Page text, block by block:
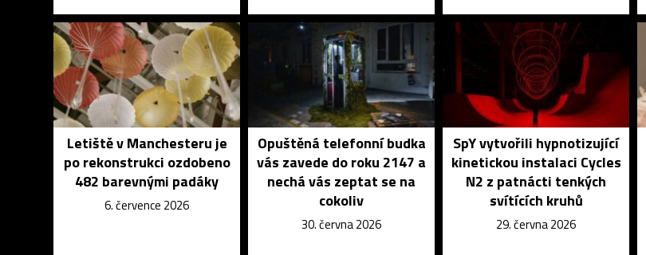
Letiště v Manchesteru je
po rekonstrukci ozdobeno
482 barevnými padáky
6. července 2026
Opuštěná telefonní budka
vás zavede do roku 2147 a
nechá vás zeptat se na
cokoliv
30. června 2026
SpY vytvořili hypnotizující
kinetickou instalaci Cycles
N2 z patnácti tenkých
svítících kruhů
29. června 2026